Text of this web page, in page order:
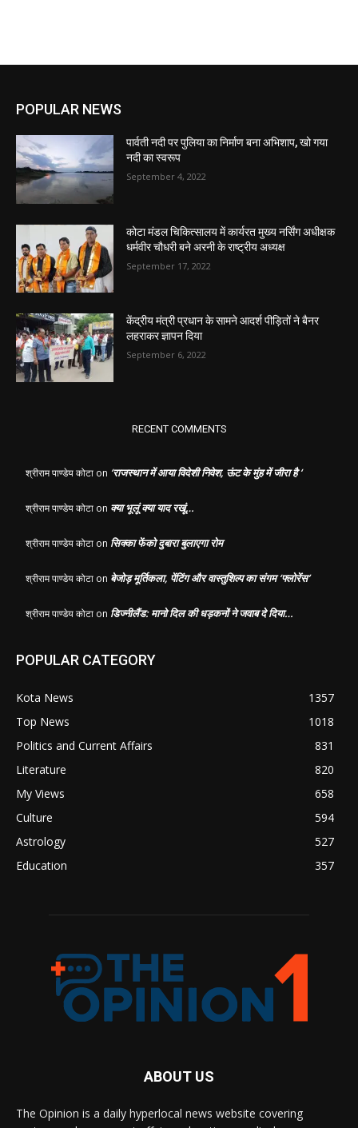
POPULAR NEWS
पार्वती नदी पर पुलिया का निर्माण बना अभिशाप, खो गया
नदी का स्वरूप
September 4, 2022
कोटा मंडल चिकित्सालय में कार्यरत मुख्य नर्सिंग अधीक्षक
धर्मवीर चौधरी बने अरनी के राष्ट्रीय अध्यक्ष
September 17, 2022
केंद्रीय मंत्री प्रधान के सामने आदर्श पीड़ितों ने बैनर
लहराकर ज्ञापन दिया
September 6, 2022
RECENT COMMENTS
श्रीराम पाण्डेय कोटा on ‘राजस्थान में आया विदेशी निवेश, ऊंट के मुंह में जीरा है ‘
श्रीराम पाण्डेय कोटा on क्या भूलूं क्या याद रखूं…
श्रीराम पाण्डेय कोटा on सिक्का फेंको दुबारा बुलाएगा रोम
श्रीराम पाण्डेय कोटा on बेजोड़ मूर्तिकला, पेंटिंग और वास्तुशिल्प का संगम ‘फ्लोरेंस’
श्रीराम पाण्डेय कोटा on डिज्नीलैंड: मानो दिल की धड़कनों ने जवाब दे दिया…
POPULAR CATEGORY
Kota News
1357
Top News
1018
Politics and Current Affairs
831
Literature
820
My Views
658
Culture
594
Astrology
527
Education
357
ABOUT US
The Opinion is a daily hyperlocal news website covering